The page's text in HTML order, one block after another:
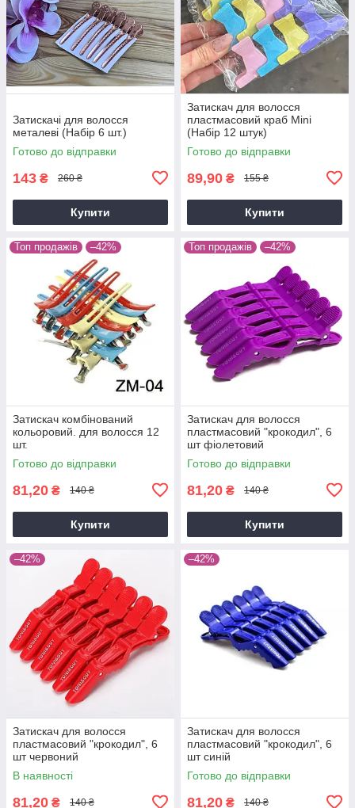
Затискачі для волосся
металеві (Набір 6 шт.)
Готово до відправки
143 ₴ 260 ₴
Купити
Затискач для волосся
пластмасовий краб Mini
(Набір 12 штук)
Готово до відправки
89,90 ₴ 155 ₴
Купити
Топ продажів –42%
Затискач комбінований
кольоровий. для волосся 12
шт.
Готово до відправки
81,20 ₴ 140 ₴
Купити
Топ продажів –42%
Затискач для волосся
пластмасовий "крокодил", 6
шт фіолетовий
Готово до відправки
81,20 ₴ 140 ₴
Купити
–42%
Затискач для волосся
пластмасовий "крокодил", 6
шт червоний
В наявності
81,20 ₴ 140 ₴
–42%
Затискач для волосся
пластмасовий "крокодил", 6
шт синій
Готово до відправки
81,20 ₴ 140 ₴